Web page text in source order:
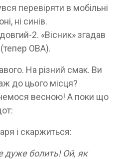
перевіряти в мобільні
ні синів.
2. «Вісник» згадав
ОВА).
На різний смак. Ви
до цього місця?
весною! А поки що
і скаржиться:
дуже болить! Ой, як